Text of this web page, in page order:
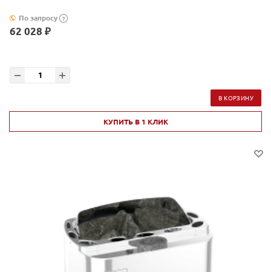
По запросу ?
62 028 ₽
В КОРЗИНУ
КУПИТЬ В 1 КЛИК